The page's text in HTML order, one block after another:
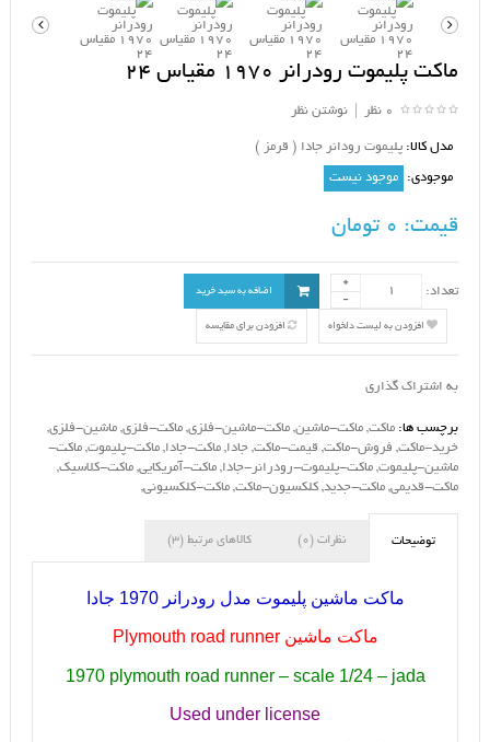
ماکت پلیموت رودرانر 1970 مقیاس 24
0 نظر نوشتن نظر
مدل کالا: پلیموت رودانر جادا ( قرمز )
موجودی: موجود نیست
قیمت:
تعداد: اضافه به سبد خرید
افزودن به لیست دلخواه افزودن برای مقایسه
به اشتراک گذاری
برچسب ها: ماکت, ماکت-ماشین, ماکت-ماشین-فلزی, ماکت-فلزی, ماشین-فلزی,
خرید-ماکت, فروش-ماکت, قیمت-ماکت, جادا, ماکت-جادا, ماکت-پلیموت, ماکت-
ماشین-پلیموت, ماکت-پلیموت-رودرانر-جادا, ماکت-آمریکایی, ماکت-کلاسیک,
ماکت-قدیمی, ماکت-جدید, کلکسیون-ماکت, ماکت-کلکسیونی,
توضیحات نظرات (0) کالاهای مرتبط (3)
ماکت ماشین پلیموت مدل رودرانر 1970 جادا
ماکت ماشینPlymouth road runner
1970 plymouth road runner – scale 1/24 – jada
Used under license